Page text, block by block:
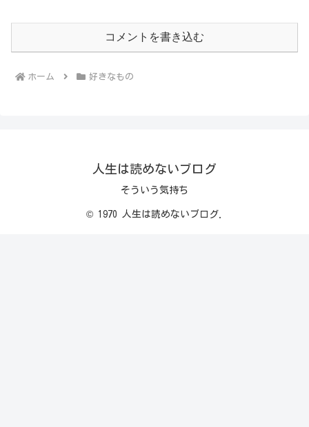
コメントを書き込む
ホーム 好きなもの
人生は読めないブログ
そういう気持ち
© 1970 人生は読めないブログ.